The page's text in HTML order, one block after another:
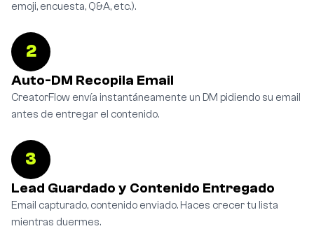
emoji, encuesta, Q&A, etc.).
2
Auto-DM Recopila Email
CreatorFlow envía instantáneamente un DM pidiendo su email
antes de entregar el contenido.
3
Lead Guardado y Contenido Entregado
Email capturado, contenido enviado. Haces crecer tu lista
mientras duermes.